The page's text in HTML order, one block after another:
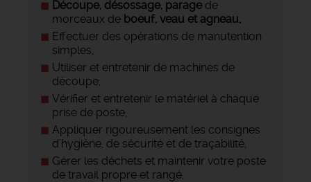
Découpe, désossage, paragede
morceaux de boeuf, veau et agneau,
Effectuer des opérations de manutention
simples,
Utiliser et entretenir de machines de
découpe,
Vérifier et entretenir le matériel à chaque
prise de poste,
Appliquer rigoureusement les consignes
d’hygiène, de sécurité et de traçabilité,
Gérer les déchets et maintenir votre poste
de travail propre et rangé,